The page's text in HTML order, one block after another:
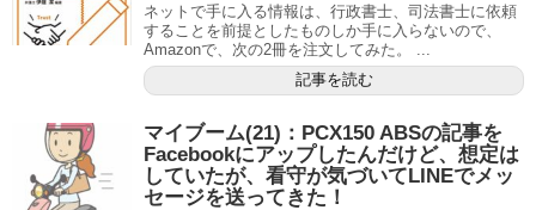
ネットで手に入る情報は、行政書士、司法書士に依頼
することを前提としたものしか手に入らないので、
Amazonで、次の2冊を注文してみた。 ...
記事を読む
マイブーム(21)：PCX150 ABSの記事を
Facebookにアップしたんだけど、想定は
していたが、看守が気づいてLINEでメッ
セージを送ってきた！